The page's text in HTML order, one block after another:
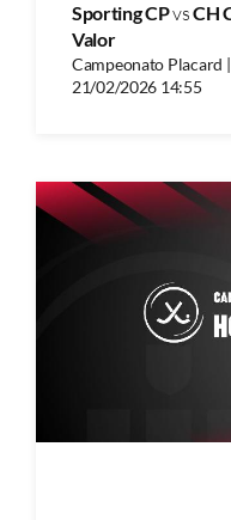
Sporting CPvsCH
Valor
Campeonato Placard
21/02/2026 14:55